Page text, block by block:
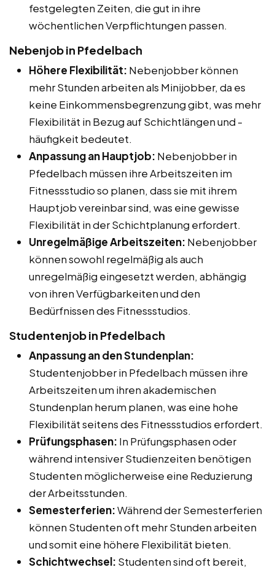
festgelegten Zeiten, die gut in ihre
wöchentlichen Verpflichtungen passen.
Nebenjob in Pfedelbach
Höhere Flexibilität: Nebenjobber können
mehr Stunden arbeiten als Minijobber, da es
keine Einkommensbegrenzung gibt, was mehr
Flexibilität in Bezug auf Schichtlängen und -
häufigkeit bedeutet.
Anpassung an Hauptjob: Nebenjobber in
Pfedelbach müssen ihre Arbeitszeiten im
Fitnessstudio so planen, dass sie mit ihrem
Hauptjob vereinbar sind, was eine gewisse
Flexibilität in der Schichtplanung erfordert.
Unregelmäßige Arbeitszeiten: Nebenjobber
können sowohl regelmäßig als auch
unregelmäßig eingesetzt werden, abhängig
von ihren Verfügbarkeiten und den
Bedürfnissen des Fitnessstudios.
Studentenjob in Pfedelbach
Anpassung an den Stundenplan:
Studentenjobber in Pfedelbach müssen ihre
Arbeitszeiten um ihren akademischen
Stundenplan herum planen, was eine hohe
Flexibilität seitens des Fitnessstudios erfordert.
Prüfungsphasen: In Prüfungsphasen oder
während intensiver Studienzeiten benötigen
Studenten möglicherweise eine Reduzierung
der Arbeitsstunden.
Semesterferien:Während der Semesterferien
können Studenten oft mehr Stunden arbeiten
und somit eine höhere Flexibilität bieten.
Schichtwechsel: Studenten sind oft bereit,